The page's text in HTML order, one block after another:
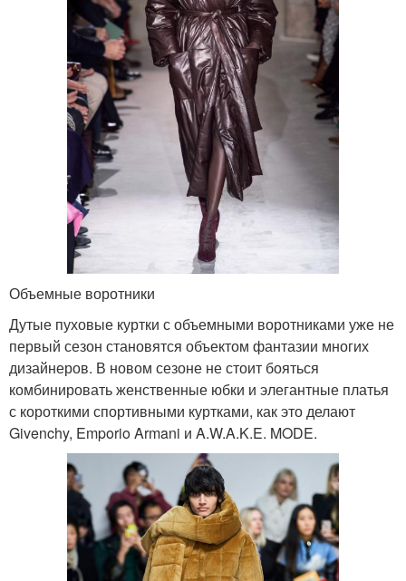
Объемные воротники
Дутые пуховые куртки с объемными воротниками уже не
первый сезон становятся объектом фантазии многих
дизайнеров. В новом сезоне не стоит бояться
комбинировать женственные юбки и элегантные платья
с короткими спортивными куртками, как это делают
Givenchy, Emporio Armani и A.W.A.K.E. MODE.